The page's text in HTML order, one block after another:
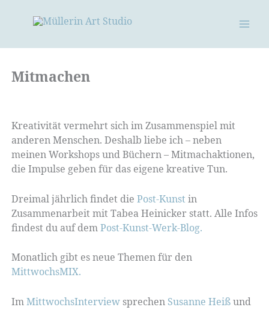
Mitmachen
Kreativität vermehrt sich im Zusammenspiel mit
anderen Menschen. Deshalb liebe ich – neben
meinen Workshops und Büchern – Mitmachaktionen,
die Impulse geben für das eigene kreative Tun.
Dreimal jährlich findet die Post-Kunst in
Zusammenarbeit mit Tabea Heinicker statt. Alle Infos
findest du auf demPost-Kunst-Werk-Blog.
Monatlich gibt es neue Themen für den
MittwochsMIX.
ImMittwochsInterviewsprechenSusanne Heißund